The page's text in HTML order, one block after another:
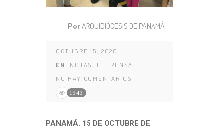
PorARQUIDIÓCESIS DE PANAMÁ
OCTUBRE 15, 2020
EN: NOTAS DE PRENSA
NO HAY COMENTARIOS
1943
PANAMÁ. 15 DE OCTUBRE DE